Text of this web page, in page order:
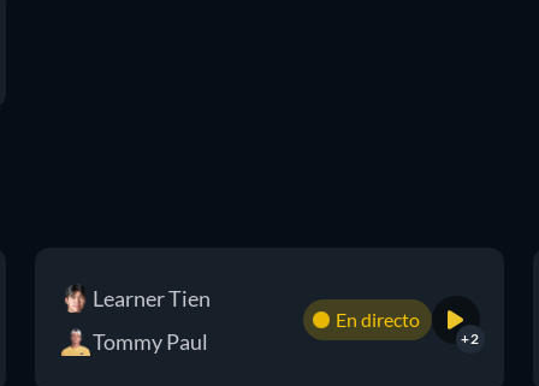
Learner Tien
Tommy Paul
En directo
+2